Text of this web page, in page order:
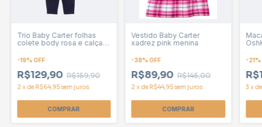
Trio Baby Carter folhas
colete body rosa e calça
-19%OFF
R$129,90 R$159,90
2xdeR$64,95sem juros
COMPRAR
Vestido Baby Carter
xadrez pink menina
-38%OFF
R$89,90 R$145,00
2xdeR$44,95sem juros
COMPRAR
-21%
3x